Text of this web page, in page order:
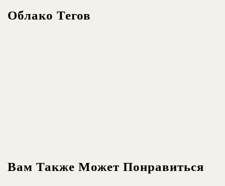
Облако Тегов
Вам Также Может Понравиться